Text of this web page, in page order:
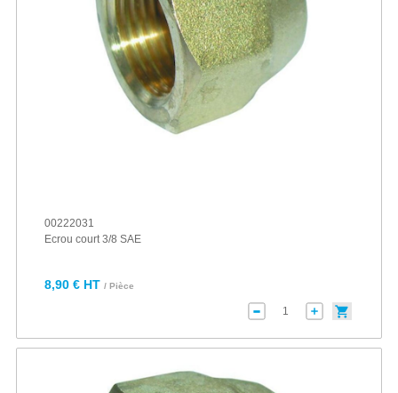
00222031
Ecrou court 3/8 SAE
8,90 € HT / Pièce